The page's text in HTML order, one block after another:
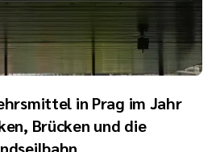
in Prag im Jahr
Brücken und die